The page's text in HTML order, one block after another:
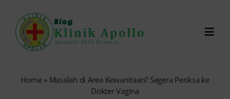
content
Home» Masalah di Area Kewanitaan? Segera Periksa ke
Dokter Vagina